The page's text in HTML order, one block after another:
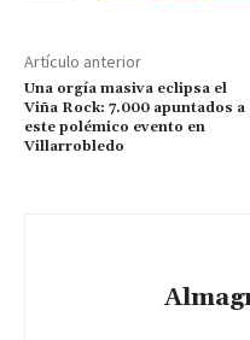
Artículo anterior
Una orgía masiva eclipsa el
Viña Rock: 7.000 apuntados a
este polémico evento en
Villarrobledo